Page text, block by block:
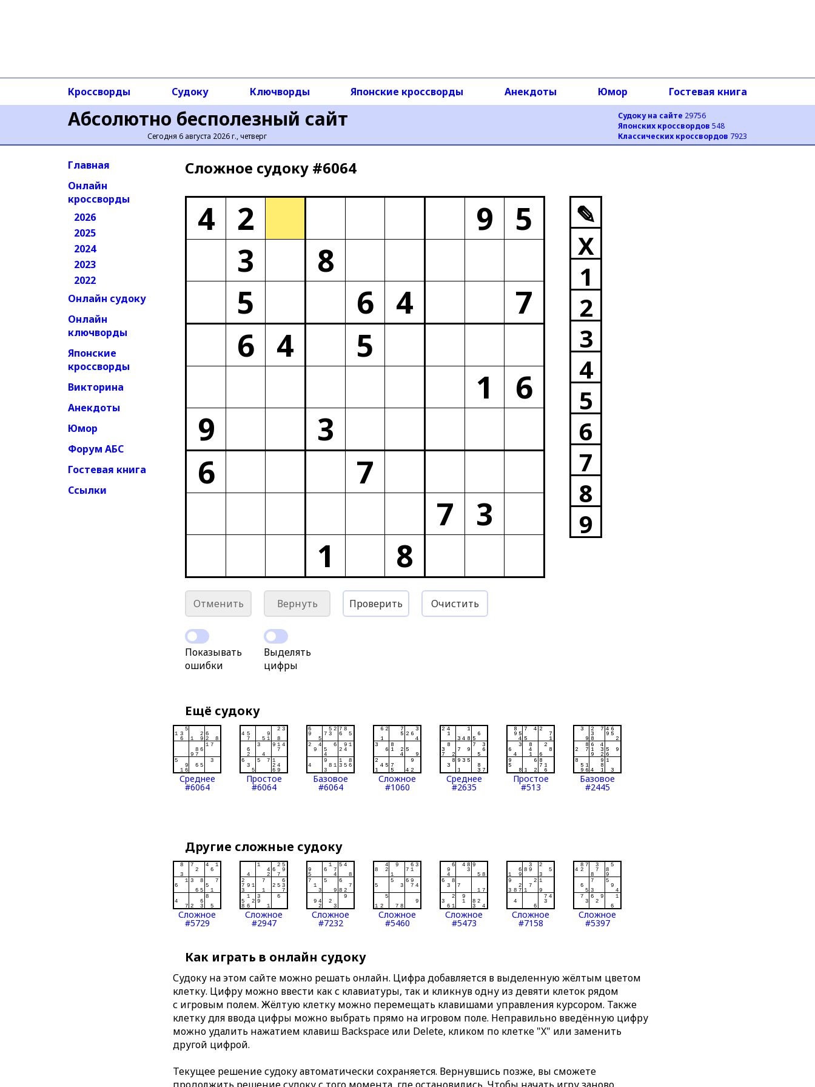
Абсолютно бесполезный сайт
Сегодня 6 августа 2026 г., четверг
Судоку на сайте 29756
Японских кроссвордов 548
Классических кроссвордов 7923
Кроссворды Судоку Ключворды Японские кроссворды Анекдоты Юмор Гостевая книга
Главная
Онлайн
кроссворды
2026
2025
2024
2023
2022
Онлайн судоку
Онлайн
ключворды
Японские
кроссворды
Викторина
Анекдоты
Юмор
Форум АБС
Гостевая книга
Ссылки
Сложное cудоку #6064
4 2 9 5
3
8
5
6 4
7
6 4
5
1
6
9
3
6
7
7 3
1
8
✎
X
1
2
3
4
5
6
7
8
9
Отменить Вернуть Проверить Очистить
Показывать
ошибки
Выделять
цифры
Ещё судоку
Среднее
#6064
Простое
#6064
Базовое
#6064
Сложное
#1060
Среднее
#2635
Простое
#513
Базовое
#2445
Другие сложные судоку
Сложное
#5729
Сложное
#2947
Сложное
#7232
Сложное
#5460
Сложное
#5473
Сложное
#7158
Сложное
#5397
Как играть в онлайн судоку
Судоку на этом сайте можно решать онлайн. Цифра добавляется в выделенную жёлтым цветом
клетку. Цифру можно ввести как с клавиатуры, так и кликнув одну из девяти клеток рядом
с игровым полем. Жёлтую клетку можно перемещать клавишами управления курсором. Также
клетку для ввода цифры можно выбрать прямо на игровом поле. Неправильно введённую цифру
можно удалить нажатием клавиш Backspace или Delete, кликом по клетке "X" или заменить
другой цифрой.
Текущее решение судоку автоматически сохраняется. Вернувшись позже, вы сможете